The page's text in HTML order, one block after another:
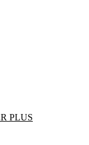
PLUS